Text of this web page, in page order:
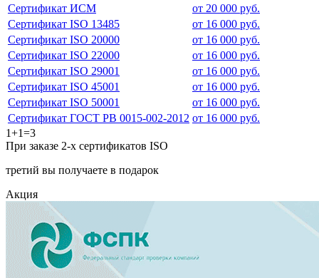
Сертификат ИСМ
от 20 000 руб.
Сертификат ISO 13485
от 16 000 руб.
Сертификат ISO 20000
от 16 000 руб.
Сертификат ISO 22000
от 16 000 руб.
Сертификат ISO 29001
от 16 000 руб.
Сертификат ISO 45001
от 16 000 руб.
Сертификат ISO 50001
от 16 000 руб.
Сертификат ГОСТ РВ 0015-002-2012 от 16 000 руб.
1+1=3
При заказе 2-х сертификатов ISO
третий вы получаете в подарок
Акция